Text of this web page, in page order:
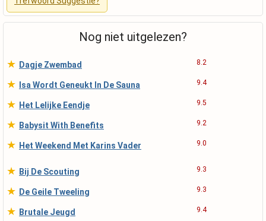
Nog niet uitgelezen?
★ Dagje Zwembad 8.2
★ Isa Wordt Geneukt In De Sauna 9.4
★ Het Lelijke Eendje 9.5
★ Babysit With Benefits 9.2
★ Het Weekend Met Karins Vader 9.0
★ Bij De Scouting 9.3
★ De Geile Tweeling 9.3
★ Brutale Jeugd 9.4